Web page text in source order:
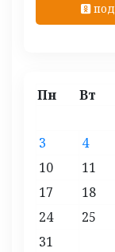
Пн Вт
3
4
10
11
17
18
24
25
31